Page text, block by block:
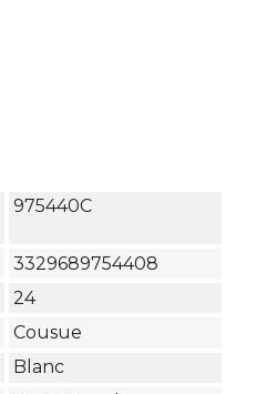
975440C
3329689754408
24
Cousue
Blanc